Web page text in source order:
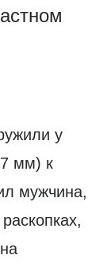
у
мм) к
мужчина,